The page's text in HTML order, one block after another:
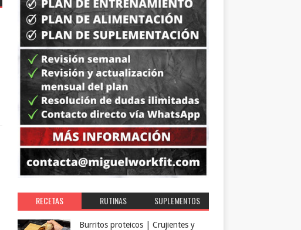
RECETAS RUTINAS SUPLEMENTOS
Burritos proteicos | Crujientes y